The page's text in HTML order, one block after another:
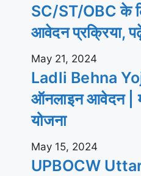
SC/ST/OBC के
आवेदन प्रक्रिया,
May 21, 2024
Ladli Behna
ऑनलाइन आवेदन |
योजना
May 15, 2024
UPBOCW